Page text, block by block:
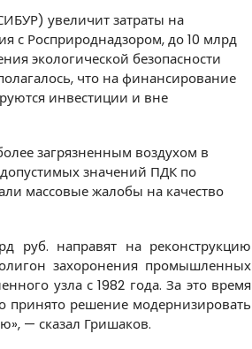
увеличит затраты на
с Росприроднадзором, до 10 млрд
экологической безопасности
что на финансирование
инвестиции и вне
загрязненным воздухом в
значений ПДК по
массовые жалобы на качество
руб. направят на реконструкцию
захоронения промышленных
узла с 1982 года. За это время
принято решение модернизировать
— сказал Гришаков.